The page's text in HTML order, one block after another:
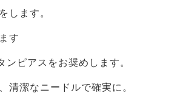
します。
す
ピアスをお奨めします。
清潔なニードルで確実に。